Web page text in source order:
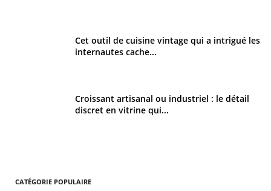
Cet outil de cuisine vintage qui a intrigué les
internautes cache...
Croissant artisanal ou industriel : le détail
discret en vitrine qui...
CATÉGORIE POPULAIRE